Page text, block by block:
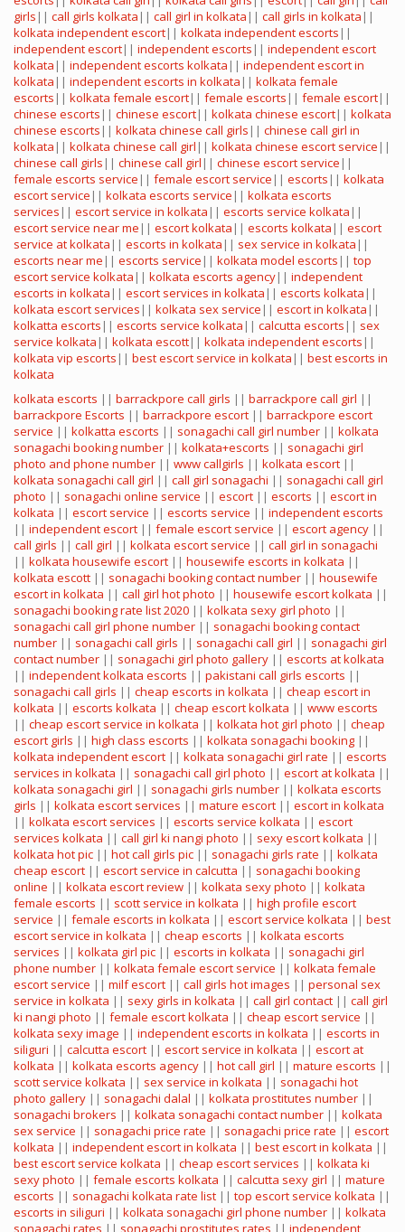
girls || call girls kolkata || call girl in kolkata || call girls in kolkata ||
kolkata independent escort|| kolkata independent escorts ||
independent escort|| independent escorts || independent escort
kolkata || independent escorts kolkata || independent escort in
kolkata || independent escorts in kolkata || kolkata female
escorts || kolkata female escort|| female escorts || female escort||
chinese escorts || chinese escort|| kolkata chinese escort|| kolkata
chinese escorts || kolkata chinese call girls || chinese call girl in
kolkata || kolkata chinese call girl || kolkata chinese escort service ||
chinese call girls || chinese call girl || chinese escort service ||
female escorts service || female escort service || escorts || kolkata
escort service || kolkata escorts service || kolkata escorts
services || escort service in kolkata || escorts service kolkata ||
escort service near me || escort kolkata || escorts kolkata || escort
service at kolkata || escorts in kolkata || sex service in kolkata ||
escorts near me || escorts service || kolkata model escorts || top
escort service kolkata || kolkata escorts agency|| independent
escorts in kolkata || escort services in kolkata || escorts kolkata ||
kolkata escort services || kolkata sex service || escort in kolkata ||
kolkatta escorts || escorts service kolkata || calcutta escorts || sex
service kolkata || kolkata escott|| kolkata independent escorts ||
kolkata vip escorts || best escort service in kolkata || best escorts in
kolkata
kolkata escorts || barrackpore call girls || barrackpore call girl ||
barrackpore Escorts || barrackpore escort || barrackpore escort
service || kolkatta escorts || sonagachi call girl number || kolkata
sonagachi booking number || kolkata+escorts || sonagachi girl
photo and phone number || www callgirls || kolkata escort ||
kolkata sonagachi call girl || call girl sonagachi || sonagachi call girl
photo || sonagachi online service || escort || escorts || escort in
kolkata || escort service || escorts service || independent escorts
|| independent escort || female escort service || escort agency ||
call girls || call girl || kolkata escort service || call girl in sonagachi
|| kolkata housewife escort || housewife escorts in kolkata ||
kolkata escott || sonagachi booking contact number || housewife
escort in kolkata || call girl hot photo || housewife escort kolkata ||
sonagachi booking rate list 2020 || kolkata sexy girl photo ||
sonagachi call girl phone number || sonagachi booking contact
number || sonagachi call girls || sonagachi call girl || sonagachi girl
contact number || sonagachi girl photo gallery || escorts at kolkata
|| independent kolkata escorts || pakistani call girls escorts ||
sonagachi call girls || cheap escorts in kolkata || cheap escort in
kolkata || escorts kolkata || cheap escort kolkata || www escorts
|| cheap escort service in kolkata || kolkata hot girl photo || cheap
escort girls || high class escorts || kolkata sonagachi booking ||
kolkata independent escort || kolkata sonagachi girl rate || escorts
services in kolkata || sonagachi call girl photo || escort at kolkata ||
kolkata sonagachi girl || sonagachi girls number || kolkata escorts
girls || kolkata escort services || mature escort || escort in kolkata
|| kolkata escort services || escorts service kolkata || escort
services kolkata || call girl ki nangi photo || sexy escort kolkata ||
kolkata hot pic || hot call girls pic || sonagachi girls rate || kolkata
cheap escort || escort service in calcutta || sonagachi booking
online || kolkata escort review || kolkata sexy photo || kolkata
female escorts || scott service in kolkata || high profile escort
service || female escorts in kolkata || escort service kolkata || best
escort service in kolkata || cheap escorts || kolkata escorts
services || kolkata girl pic || escorts in kolkata || sonagachi girl
phone number || kolkata female escort service || kolkata female
escort service || milf escort || call girls hot images || personal sex
service in kolkata || sexy girls in kolkata || call girl contact || call girl
ki nangi photo || female escort kolkata || cheap escort service ||
kolkata sexy image || independent escorts in kolkata || escorts in
siliguri || calcutta escort || escort service in kolkata || escort at
kolkata || kolkata escorts agency || hot call girl || mature escorts ||
scott service kolkata || sex service in kolkata || sonagachi hot
photo gallery || sonagachi dalal || kolkata prostitutes number ||
sonagachi brokers || kolkata sonagachi contact number || kolkata
sex service || sonagachi price rate || sonagachi price rate || escort
kolkata || independent escort in kolkata || best escort in kolkata ||
best escort service kolkata || cheap escort services || kolkata ki
sexy photo || female escorts kolkata || calcutta sexy girl || mature
escorts || sonagachi kolkata rate list || top escort service kolkata ||
escorts in siliguri || kolkata sonagachi girl phone number || kolkata
sonagachi rates || sonagachi prostitutes rates || independent